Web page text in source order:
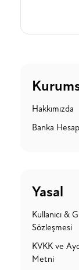
Hakkımızda
Banka
Yasal
Kullanıcı &
Sözleşmesi
KVKK ve
Metni